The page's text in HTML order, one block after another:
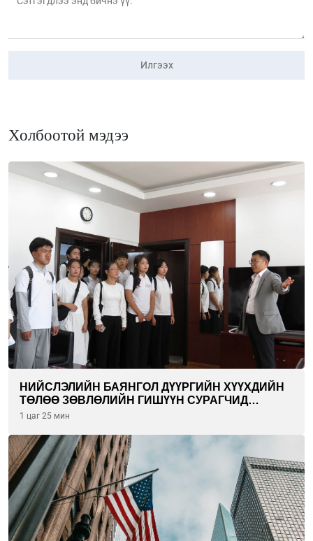
Илгээх
Холбоотой мэдээ
НИЙСЛЭЛИЙН БАЯНГОЛ ДҮҮРГИЙН ХҮҮХДИЙН
ТӨЛӨӨ ЗӨВЛӨЛИЙН ГИШҮҮН СУРАГЧИД
БОЛОВСРОЛЫН ЯАМАНД ЗОЧИЛЛОО
1 цаг 25 мин